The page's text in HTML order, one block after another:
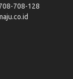
708-128